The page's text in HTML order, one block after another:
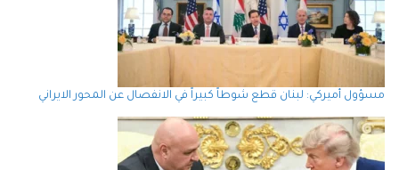
مسؤول أميركي: لبنان قطع شوطاً كبيراً في الانفصال عن المحور الايراني